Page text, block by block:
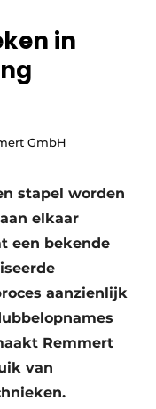
in
GmbH
stapel worden
elkaar
een bekende
aanzienlijk
Remmert
van